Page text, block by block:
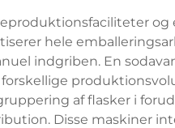
og
hele
indgriben. En
af flasker i
Disse maskiner